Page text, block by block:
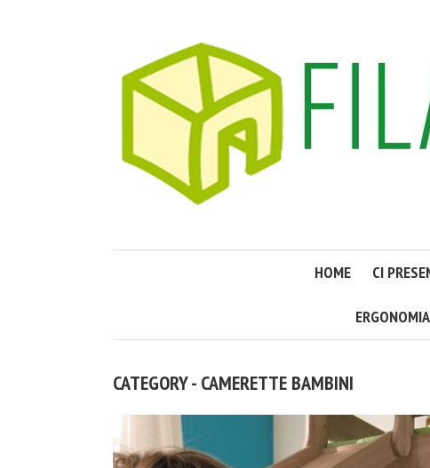
HOME CI
ERGONOMIA
CATEGORY - CAMERETTE BAMBINI